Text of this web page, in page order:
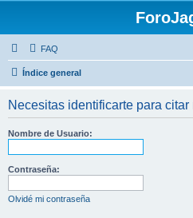
FAQ
Índice general
Necesitas identificarte para
Nombre de Usuario:
Contraseña:
Olvidé mi contraseña